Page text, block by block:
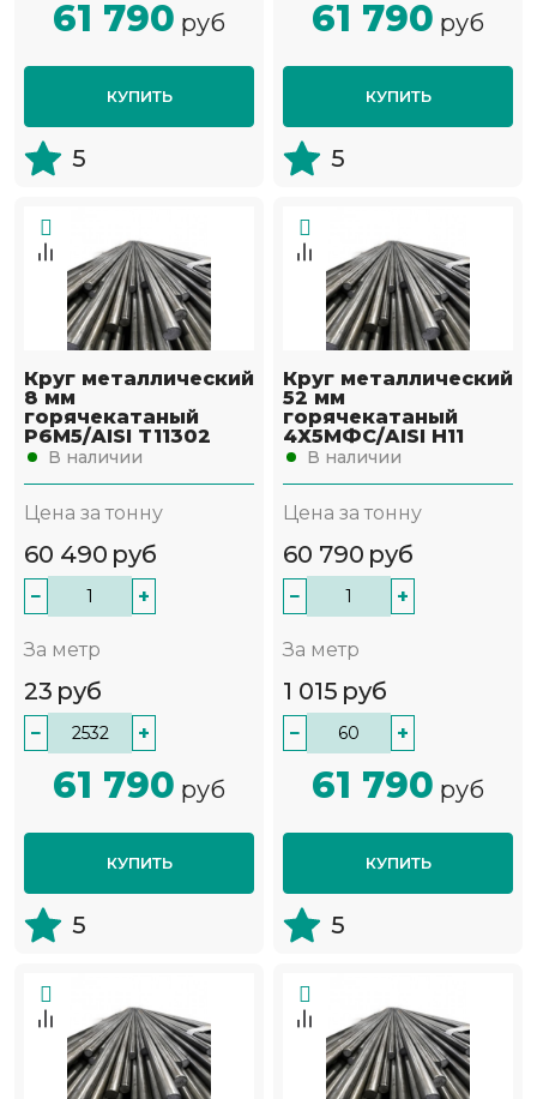
61 790 руб
КУПИТЬ
5
61 790 руб
КУПИТЬ
5
Круг металлический
8 мм
горячекатаный
Р6М5/AISI T11302
В наличии
Цена за тонну
60 490 руб
− +
За метр
23 руб
− +
61 790 руб
КУПИТЬ
5
Круг металлический
52 мм
горячекатаный
4Х5МФС/AISI H11
В наличии
Цена за тонну
60 790 руб
− +
За метр
1 015 руб
− +
61 790 руб
КУПИТЬ
5